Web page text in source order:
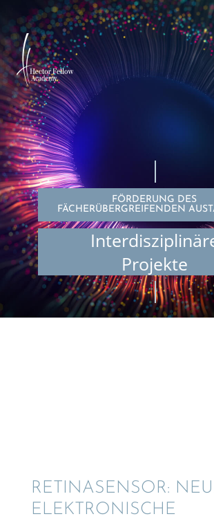
FÖRDERUNG DES
FÄCHERÜBERGREIFENDEN
Projekte
RETINA­SEN­SOR:
ELEKTRO­NI­SCHE